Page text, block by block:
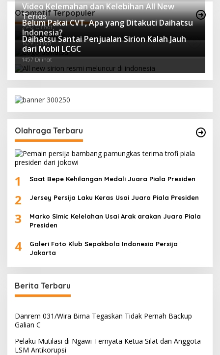
Otomotif Terpopuler
Video Kelemahan dan Kelebihan All New
Terios
2942 Dilihat
Belum Pakai CVT, Apa yang Ditakuti Daihatsu
Indonesia?
1629 Dilihat
Daihatsu Santai Penjualan Sirion Kalah Jauh
dari Mobil LCGC
1457 Dilihat
Olahraga Terbaru
1 Saat Bepe Kehilangan Medali Juara Piala Presiden
2 Jersey Persija Laku Keras Usai Juara Piala Presiden
3
Marko Simic Kelelahan Usai Arak arakan Juara Piala
Presiden
4
Galeri Foto Klub Sepakbola Indonesia Persija
Jakarta
Berita Terbaru
Danrem 031/Wira Bima Tegaskan Tidak Pernah Backup
Galian C
Pelaku Mutilasi di Ngawi Ternyata Ketua Silat dan Anggota
LSM Antikorupsi